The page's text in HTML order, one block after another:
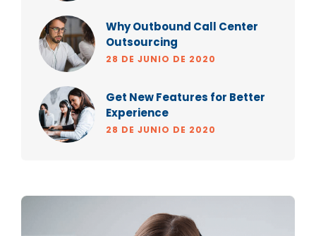
Why Outbound Call Center
Outsourcing
28 DE JUNIO DE 2020
Get New Features for Better
Experience
28 DE JUNIO DE 2020